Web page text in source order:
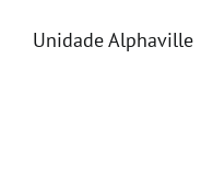
Unidade Alphaville